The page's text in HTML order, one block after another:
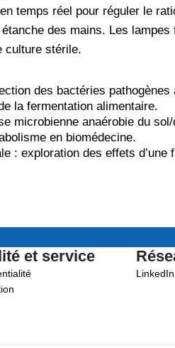
temps réel pour réguler le
des mains. Les
culture stérile.
des bactéries pathogènes
la fermentation alimentaire.
microbienne anaérobie du sol/
en biomédecine.
: exploration des effets d’une
et service
LinkedIn